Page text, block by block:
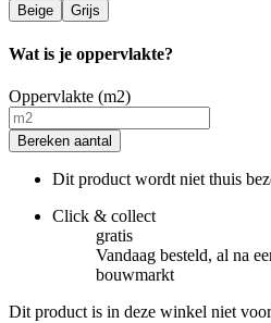
Beige Grijs
Wat is je oppervlakte?
Oppervlakte (m2)
Bereken aantal
Dit product wordt niet thuis
Click & collect
gratis
Vandaag besteld, al na
bouwmarkt
Dit product is in deze winkel niet